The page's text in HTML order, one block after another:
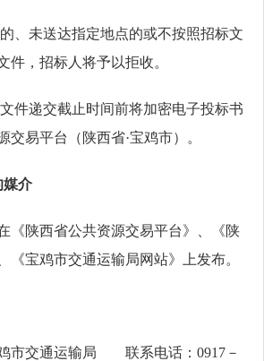
、未送达指定地点的或不按照招标文
件，招标人将予以拒收。
件递交截止时间前将加密电子投标书
交易平台（陕西省·宝鸡市）。
媒介
《陕西省公共资源交易平台》
《陕
、《宝鸡市交通运输局网站》 上发布。
市交通运输局 联系电话： 0917－